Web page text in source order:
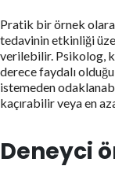
Pratik bir örnek
tedavinin etkinliği
verilebilir. Psikolog,
derece faydalı
istemeden
kaçırabilir veya en
Deneyci